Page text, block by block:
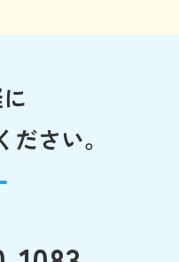
さい。